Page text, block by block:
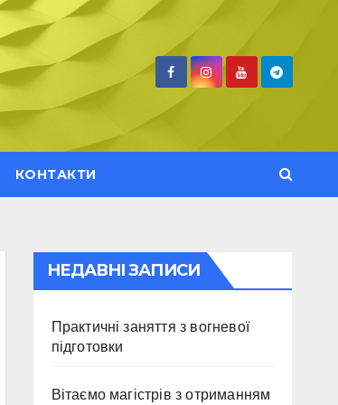
КОНТАКТИ
НЕДАВНІ ЗАПИСИ
Практичні заняття з вогневої
підготовки
Вітаємо магістрів з отриманням